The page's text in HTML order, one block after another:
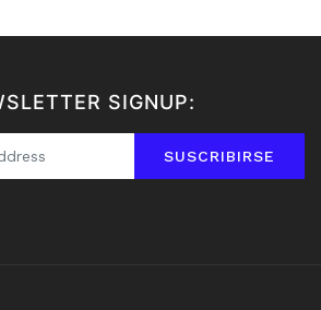
SIGNUP:
SUSCRIBIRSE